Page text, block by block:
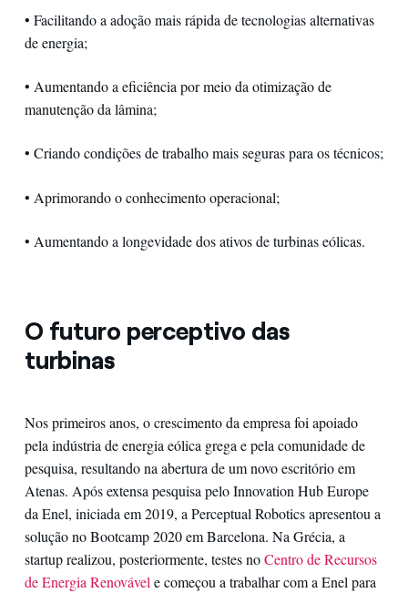
• Facilitando a adoção mais rápida de tecnologias alternativas
de energia;
• Aumentando a eficiência por meio da otimização de
manutenção da lâmina;
• Criando condições de trabalho mais seguras para os técnicos;
• Aprimorando o conhecimento operacional;
• Aumentando a longevidade dos ativos de turbinas eólicas.
O futuro perceptivo das
turbinas
Nos primeiros anos, o crescimento da empresa foi apoiado
pela indústria de energia eólica grega e pela comunidade de
pesquisa, resultando na abertura de um novo escritório em
Atenas. Após extensa pesquisa pelo Innovation Hub Europe
da Enel, iniciada em 2019, a Perceptual Robotics apresentou a
solução no Bootcamp 2020 em Barcelona. Na Grécia, a
startup realizou, posteriormente, testes noCentro de Recursos
de Energia Renovável e começou a trabalhar com a Enel para